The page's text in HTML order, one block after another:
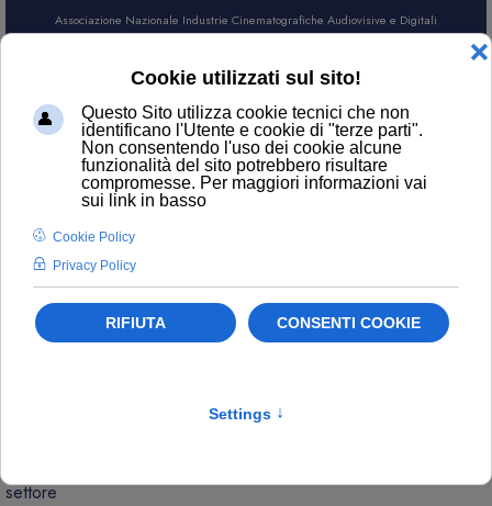
Associazione Nazionale Industrie Cinematografiche Audiovisive e Digitali
CERCA
settore